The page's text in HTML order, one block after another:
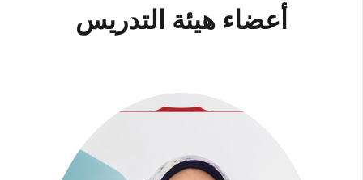
أعضاء هيئة التدريس